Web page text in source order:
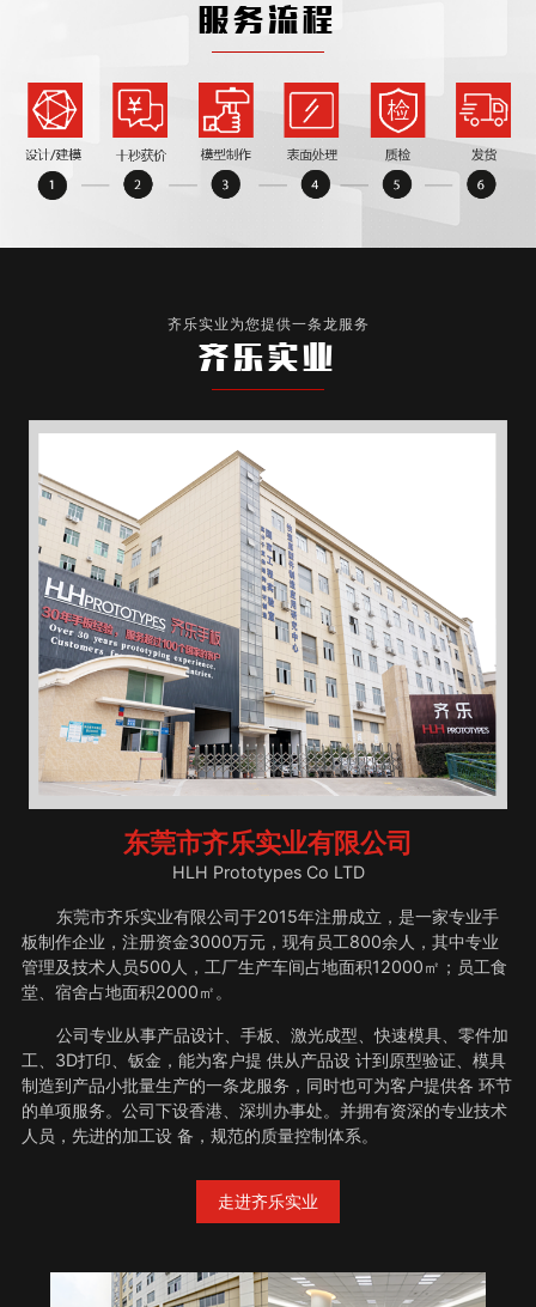
服务流程
齐乐实业为您提供一条龙服务
齐乐实业
东莞市齐乐实业有限公司
HLH Prototypes Co LTD
东莞市齐乐实业有限公司于2015年注册成立，是一家专业手
板制作企业，注册资金3000万元，现有员工800余人，其中专业
管理及技术人员500人，工厂生产车间占地面积12000㎡；员工食
堂、宿舍占地面积2000㎡。
公司专业从事产品设计、手板、激光成型、快速模具、零件加
工、3D打印、钣金，能为客户提 供从产品设 计到原型验证、模具
制造到产品小批量生产的一条龙服务，同时也可为客户提供各 环节
的单项服务。公司下设香港、深圳办事处。并拥有资深的专业技术
人员，先进的加工设 备，规范的质量控制体系。
走进齐乐实业